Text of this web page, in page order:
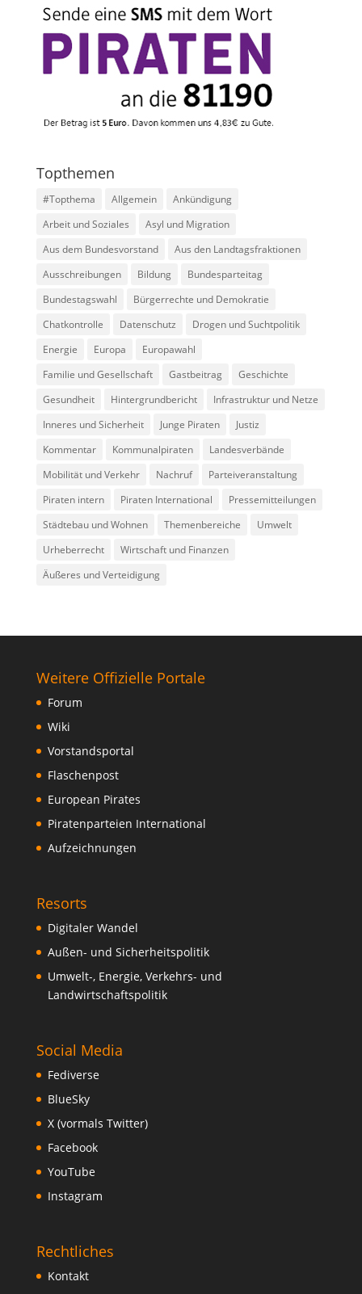
Topthemen
#Topthema Allgemein
Ankündigung
Arbeit und Soziales
Asyl und Migration
Aus dem Bundesvorstand
Aus den Landtagsfraktionen
Ausschreibungen
Bildung
Bundesparteitag
Bundestagswahl
Bürgerrechte und Demokratie
Chatkontrolle
Datenschutz
Drogen und Suchtpolitik
Energie
Europa
Europawahl
Familie und Gesellschaft
Gastbeitrag
Geschichte
Gesundheit
Hintergrundbericht
Infrastruktur und Netze
Inneres und Sicherheit
Junge Piraten
Justiz
Kommentar
Kommunalpiraten
Landesverbände
Mobilität und Verkehr
Nachruf
Parteiveranstaltung
Piraten intern
Piraten International
Pressemitteilungen
Städtebau und Wohnen
Themenbereiche
Umwelt
Urheberrecht
Wirtschaft und Finanzen
Äußeres und Verteidigung
Weitere Offizielle Portale
Forum
Wiki
Vorstandsportal
Flaschenpost
European Pirates
Piratenparteien International
Aufzeichnungen
Resorts
Digitaler Wandel
Außen- und Sicherheitspolitik
Umwelt-, Energie, Verkehrs- und
Landwirtschaftspolitik
Social Media
Fediverse
BlueSky
X (vormals Twitter)
Facebook
YouTube
Instagram
Rechtliches
Kontakt